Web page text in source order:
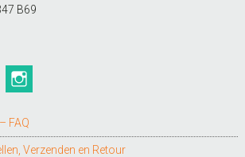
B69
Pinterest
FAQ
Verzenden en Retour